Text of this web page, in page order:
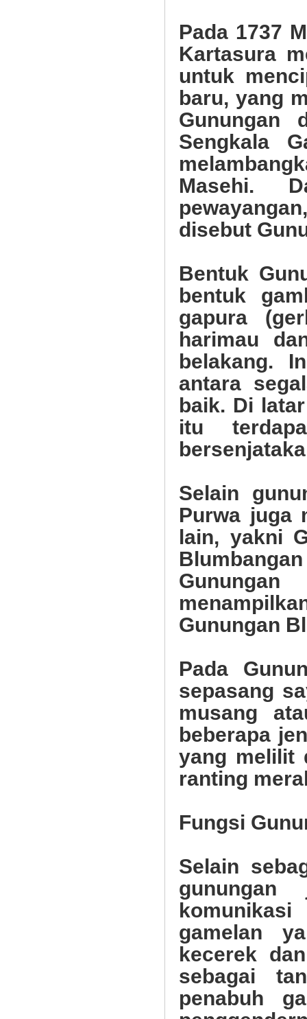
Pada 1737
Kartasura
untuk
baru, yang
Gunungan
Sengkala
Masehi.
disebut
Bentuk
bentuk
gapura
harimau
belakang.
antara
baik. Di
itu
Selain
Purwa juga
lain, yakni
Gunungan
Pada
sepasang
musang
beberapa
yang melilit
ranting
Fungsi
Selain
gamelan
kecerek
sebagai
penabuh